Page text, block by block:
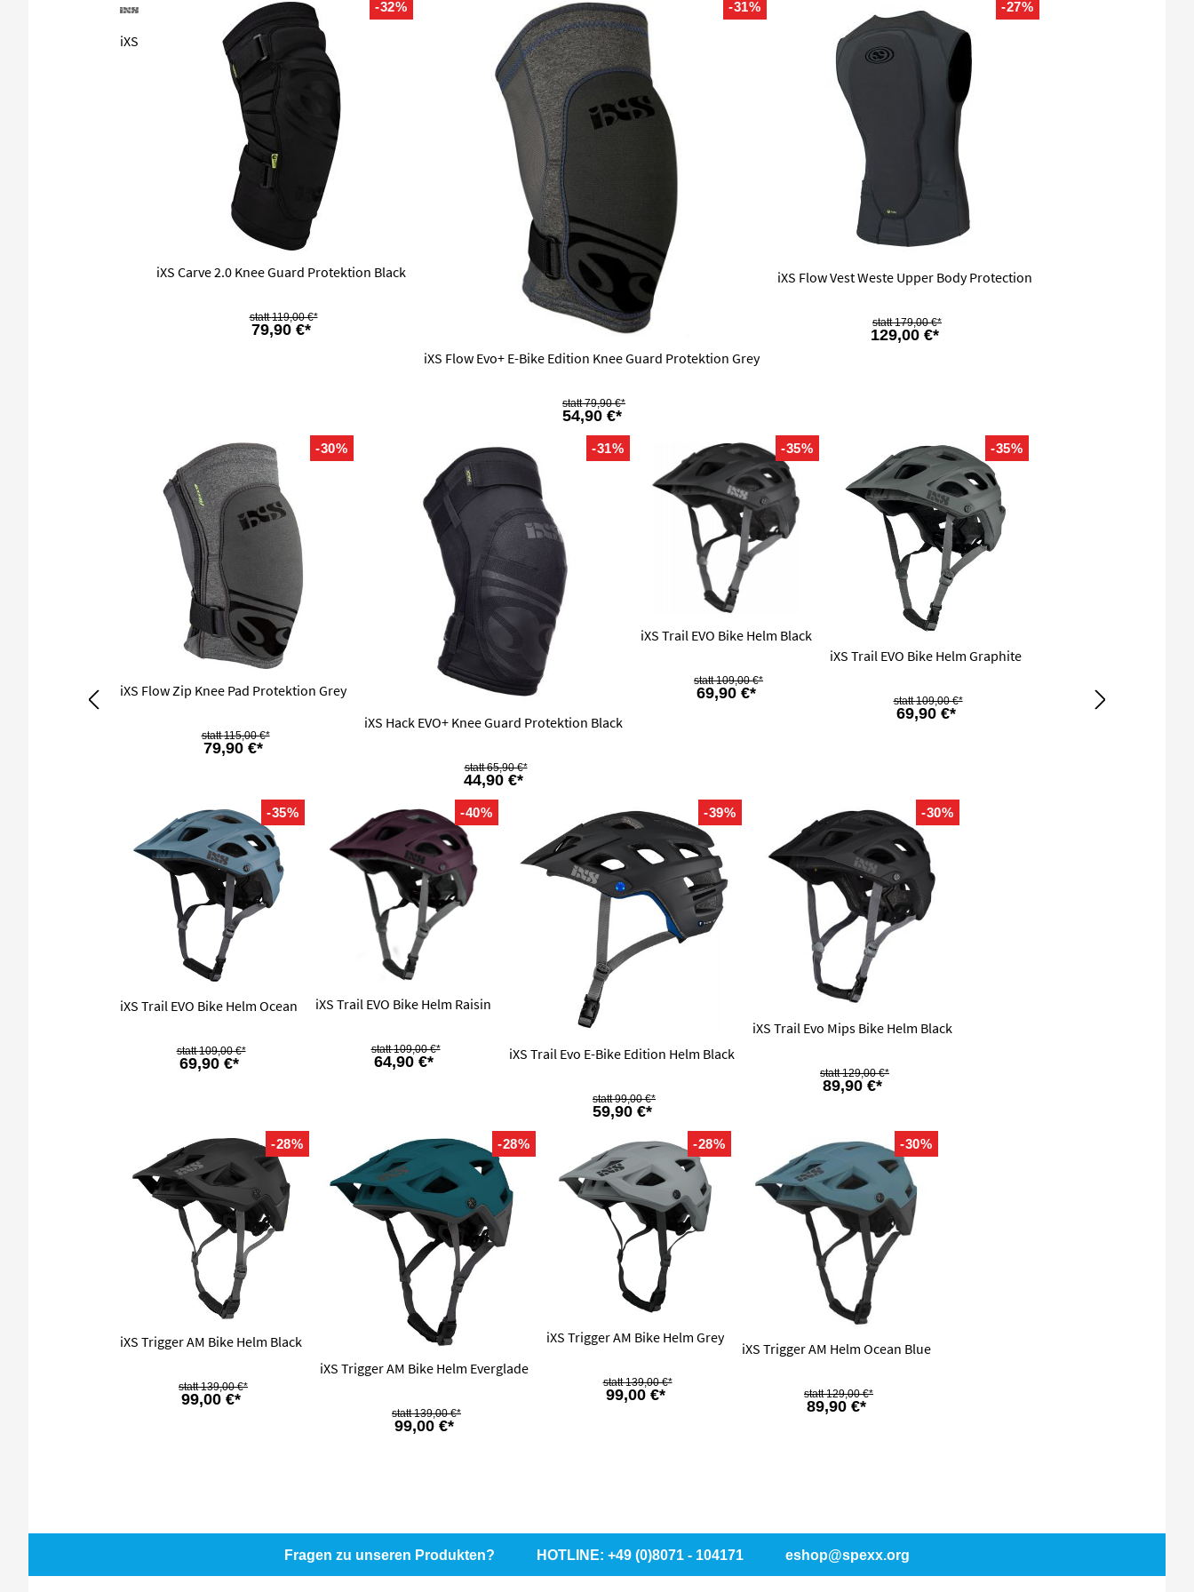
iXS
-32%
iXS Carve 2.0 Knee Guard Protektion Black
79,90 €*
119,00 €*
-31%
iXS Flow Evo+ E-Bike Edition Knee Guard Protektion Grey
54,90 €*
79,90 €*
-27%
iXS Flow Vest Weste Upper Body Protection
129,00 €*
179,00 €*
-30%
iXS Flow Zip Knee Pad Protektion Grey
79,90 €*
115,00 €*
-31%
iXS Hack EVO+ Knee Guard Protektion Black
44,90 €*
65,90 €*
-35%
iXS Trail EVO Bike Helm Black
69,90 €*
109,00 €*
-35%
iXS Trail EVO Bike Helm Graphite
69,90 €*
109,00 €*
-35%
iXS Trail EVO Bike Helm Ocean
69,90 €*
109,00 €*
-40%
iXS Trail EVO Bike Helm Raisin
64,90 €*
109,00 €*
-39%
iXS Trail Evo E-Bike Edition Helm Black
59,90 €*
99,00 €*
-30%
iXS Trail Evo Mips Bike Helm Black
89,90 €*
129,00 €*
-28%
iXS Trigger AM Bike Helm Black
99,00 €*
139,00 €*
-28%
iXS Trigger AM Bike Helm Everglade
99,00 €*
139,00 €*
-28%
iXS Trigger AM Bike Helm Grey
99,00 €*
139,00 €*
-30%
iXS Trigger AM Helm Ocean Blue
89,90 €*
129,00 €*
Fragen zu unseren Produkten? HOTLINE: +49 (0)8071 - 104171 eshop@spexx.org